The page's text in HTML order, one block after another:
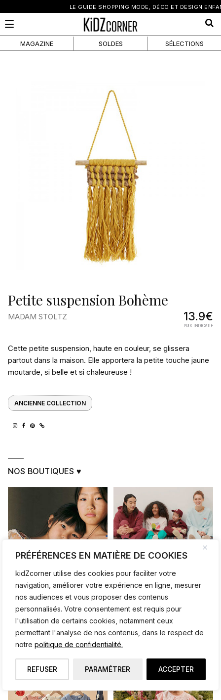
PRÉFÉRENCES EN MATIÈRE DE COOKIES
kidZcorner utilise des cookies pour faciliter votre
navigation, améliorer votre expérience en ligne, mesurer
nos audiences et vous proposer des contenus
personnalisés. Votre consentement est requis pour
l'utilisation de certains cookies, notamment ceux
permettant l'analyse de nos contenus, dans le respect de
notre politique de confidentialité.
PARAMÉTRER
REFUSER ACCEPTER
LE GUIDE SHOPPING MODE, DÉCO ET DESIGN ENFANT
×
MAGAZINE SOLDES SÉLECTIONS
Petite suspension Bohème
MADAM STOLTZ 13.9€
PRIX INDICATIF
Pourquoi
on
l’aime
Cette petite suspension, haute en couleur, se glissera
partout dans la maison. Elle apportera la petite touche jaune
moutarde, si belle et si chaleureuse !
ANCIENNE COLLECTION
NOS BOUTIQUES ♥